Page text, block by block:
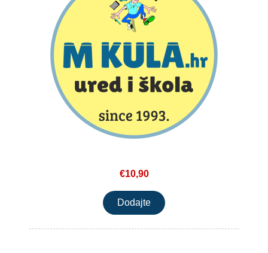
€10,90